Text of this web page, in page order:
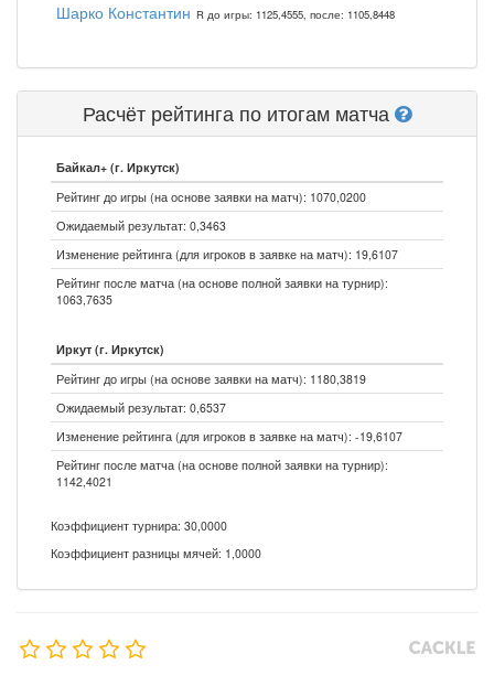
Шарко Константин R до игры: 1125,4555, после: 1105,8448
Расчёт рейтинга по итогам матча
Байкал+ (г. Иркутск)
Рейтинг до игры (на основе заявки на матч): 1070,0200
Ожидаемый результат: 0,3463
Изменение рейтинга (для игроков в заявке на матч): 19,6107
Рейтинг после матча (на основе полной заявки на турнир):
1063,7635
Иркут (г. Иркутск)
Рейтинг до игры (на основе заявки на матч): 1180,3819
Ожидаемый результат: 0,6537
Изменение рейтинга (для игроков в заявке на матч): -19,6107
Рейтинг после матча (на основе полной заявки на турнир):
1142,4021
Коэффициент турнира: 30,0000
Коэффициент разницы мячей: 1,0000